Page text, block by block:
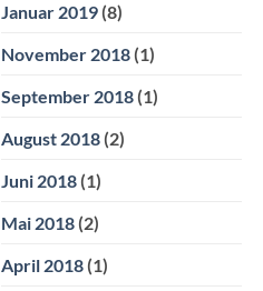
Januar 2019(8)
November 2018(1)
September 2018(1)
August 2018(2)
Juni 2018(1)
Mai 2018(2)
April 2018(1)